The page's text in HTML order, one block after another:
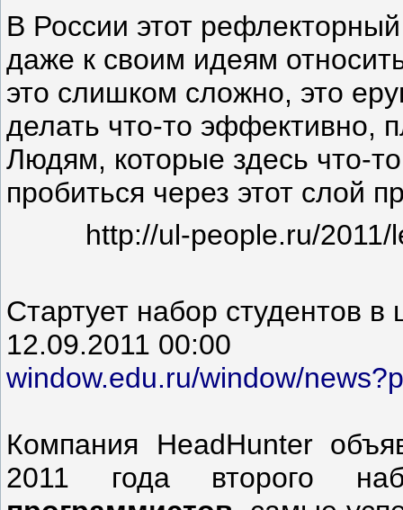
В России этот
даже к своим идеям
это слишком сложно, это
делать что-то эффективно,
Людям, которые здесь что-
пробиться через этот слой
http://ul-people.ru/
Стартует набор студентов
12.09.2011 00:00
window.edu.ru/window/
Компания HeadHunter
2011 года второго